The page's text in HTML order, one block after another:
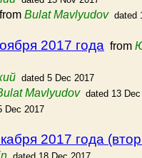
from Bulat Mavlyudov dated
2017 года from
dated 5 Dec 2017
Mavlyudov dated 13
Dec 2017
2017 года